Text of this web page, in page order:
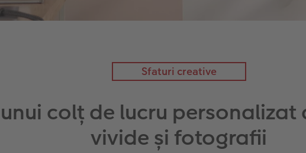
Sfaturi creative
colț de lucru
vivide și fotografii